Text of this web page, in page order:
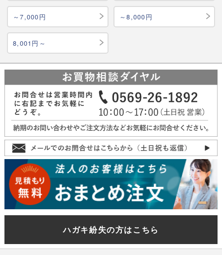
～7,000円 ～8,000円
8,001円～
ハガキ紛失の方はこちら